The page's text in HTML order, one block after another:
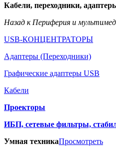
Кабели, переходники,
Назад к Периферия и
USB-КОНЦЕНТРАТОРЫ
Адаптеры (Переходники)
Графические адаптеры USB
Кабели
Проекторы
ИБП, сетевые фильтры,
Умная техникаПросмотреть